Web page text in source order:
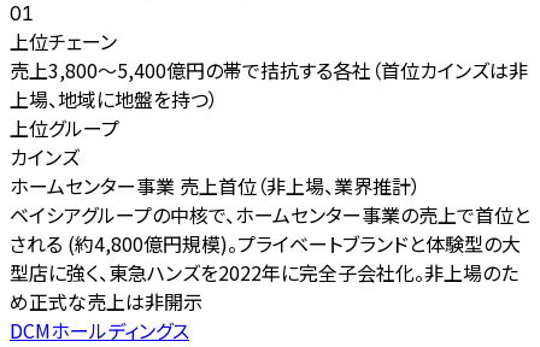
01
上位チェーン
売上3,800〜5,400億円の帯で拮抗する各社（首位カインズは非
上場、地域に地盤を持つ）
上位グループ
カインズ
ホームセンター事業 売上首位（非上場、業界推計）
ベイシアグループの中核で、ホームセンター事業の売上で首位と
される (約4,800億円規模)。プライベートブランドと体験型の大
型店に強く、東急ハンズを2022年に完全子会社化。非上場のた
め正式な売上は非開示
DCMホールディングス